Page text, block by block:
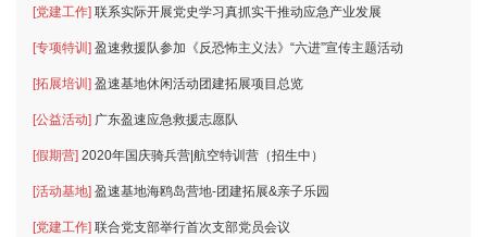
[党建工作] 联系实际开展党史学习真抓实干推动应急产业发展
[专项特训] 盈速救援队参加《反恐怖主义法》“六进”宣传主题活动
[拓展培训] 盈速基地休闲活动团建拓展项目总览
[公益活动] 广东盈速应急救援志愿队
[假期营] 2020年国庆骑兵营|航空特训营（招生中）
[活动基地] 盈速基地海鸥岛营地-团建拓展&亲子乐园
[党建工作] 联合党支部举行首次支部党员会议